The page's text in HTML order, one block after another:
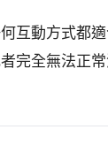
互動方式都
完全無法正